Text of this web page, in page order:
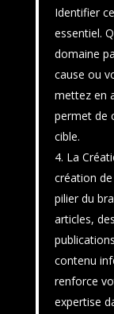
Identifier
essentiel.
domaine
cause ou
mettez en
permet de
cible.
La
création
pilier du
articles,
contenu
renforce
expertise